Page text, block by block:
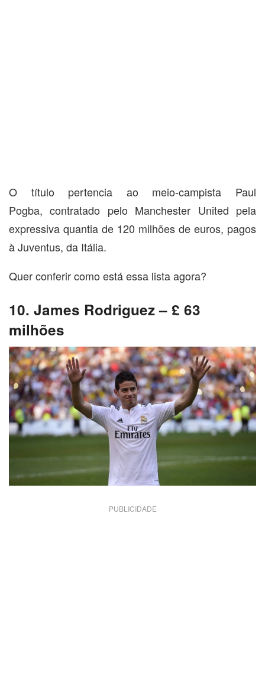
O título pertencia ao meio-campista Paul
Pogba, contratado pelo Manchester United pela
expressiva quantia de 120 milhões de euros, pagos
à Juventus, da Itália.
Quer conferir como está essa lista agora?
10. James Rodriguez – £ 63
milhões
PUBLICIDADE